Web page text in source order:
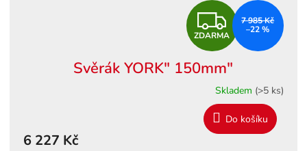
Z
D
A
R
M
ZDARMA
7 985 Kč
–22 %
Svěrák YORK" 150mm"
Skladem (>5 ks)
6 227 Kč
Do košíku